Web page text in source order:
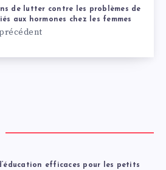
de lutter contre les problèmes de
aux hormones chez les femmes
efficaces pour les petits